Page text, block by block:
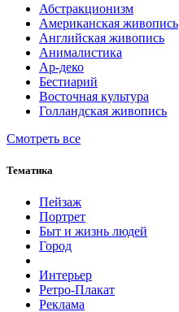
Абстракционизм
Американская живопись
Английская живопись
Анималистика
Ар-деко
Бестиарий
Восточная культура
Голландская живопись
Смотреть все
Тематика
Пейзаж
Портрет
Быт и жизнь людей
Город
Интерьер
Ретро-Плакат
Реклама